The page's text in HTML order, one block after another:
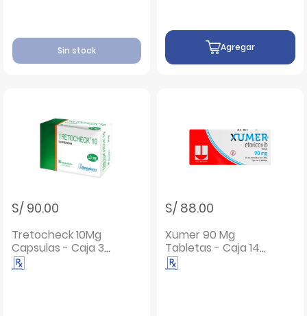
Sin stock Agregar
S/ 90.00
Tretocheck 10Mg
Capsulas - Caja 30
UN
S/ 88.00
Xumer 90 Mg
Tabletas - Caja 14
UN